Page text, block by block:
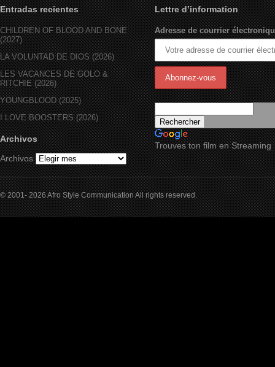
Entradas recientes
CHILDREN OF BLOOD AND BONE
(2027)
LA VOLUNTAD DE DIOS (2026)
LES VACANCES DE GOLO &
RITCHIE (2026)
YOUNGBLOOD (2025)
I LOVE BOOSTERS (2026)
Archivos
Archivos
Lettre d’information
Adresse de courrier
Trouves ton film en Streaming
© 2001- 2026 Afro Style Communication All rights reserved.